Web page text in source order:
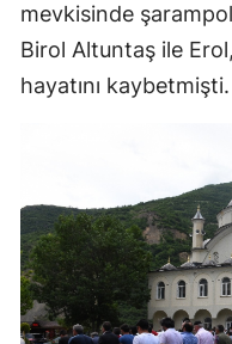
mevkisinde
Birol Altuntaş ile
hayatını kaybetmişti.